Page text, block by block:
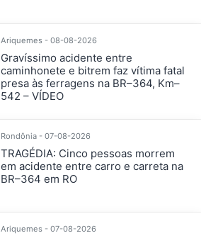
Ariquemes - 08-08-2026
Gravíssimo acidente entre
caminhonete e bitrem faz vítima fatal
presa às ferragens na BR–364, Km–
542 – VÍDEO
Rondônia - 07-08-2026
TRAGÉDIA: Cinco pessoas morrem
em acidente entre carro e carreta na
BR–364 em RO
Ariquemes - 07-08-2026